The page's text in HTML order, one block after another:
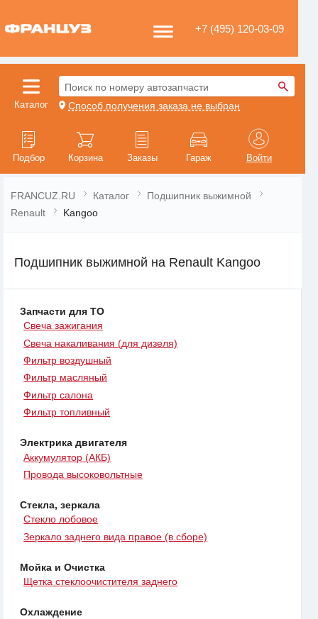
+7 (495) 120-03-09
Каталог
Поиск по номеру автозапчасти
Способ получения заказа не выбран
Подбор Корзина Заказы Гараж Войти
FRANCUZ.RU Каталог
Подшипник выжимной
Renault
Kangoo
Подшипник выжимной на Renault Kangoo
Запчасти для ТО
Свеча зажигания
Свеча накаливания (для дизеля)
Фильтр воздушный
Фильтр масляный
Фильтр салона
Фильтр топливный
Электрика двигателя
Аккумулятор (АКБ)
Провода высоковольтные
Стекла, зеркала
Стекло лобовое
Зеркало заднего вида правое (в сборе)
Мойка и Очистка
Щетка стеклоочистителя заднего
Охлаждение